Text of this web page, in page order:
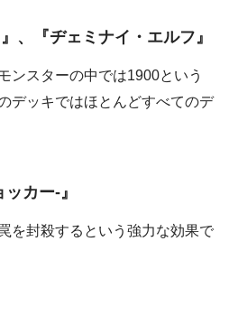
、『ヂェミナイ・エルフ』
ンスターの中では1900という
デッキではほとんどすべてのデ
カー-』
を封殺するという強力な効果で